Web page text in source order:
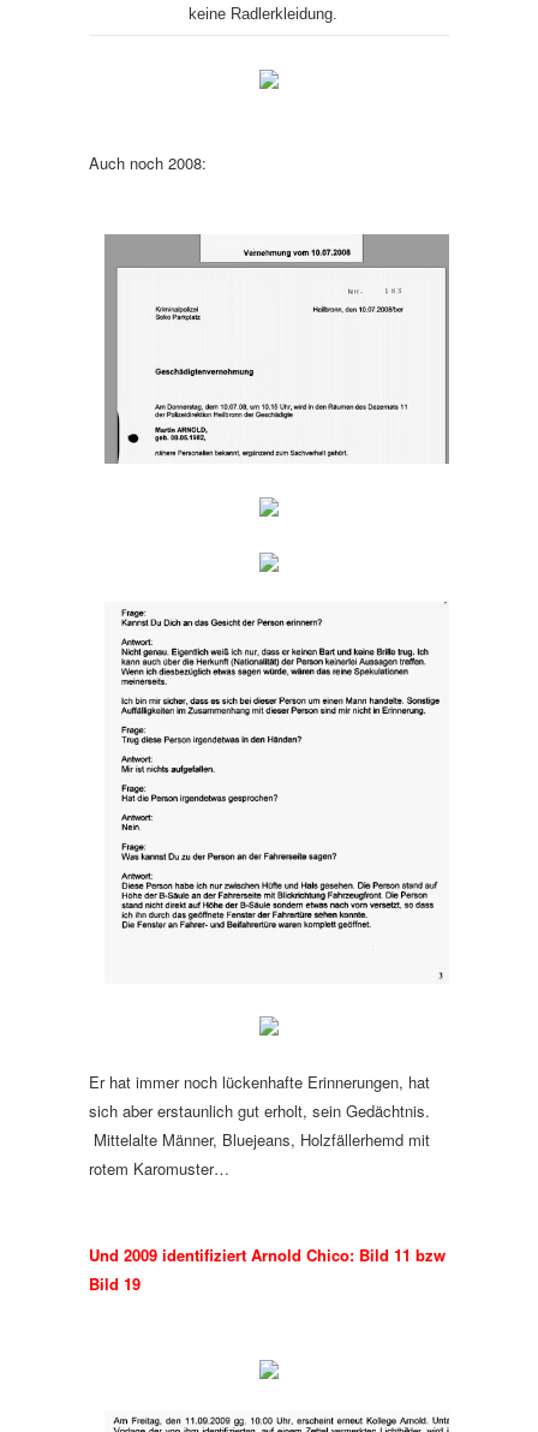
keine Radlerkleidung.
Auch noch 2008:
Er hat immer noch lückenhafte Erinnerungen, hat
sich aber erstaunlich gut erholt, sein Gedächtnis.
Mittelalte Männer, Bluejeans, Holzfällerhemd mit
rotem Karomuster…
Und 2009 identifiziert Arnold Chico: Bild 11 bzw
Bild 19